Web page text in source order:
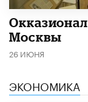
Москвы
26 ИЮНЯ
ЭКОНОМИКА